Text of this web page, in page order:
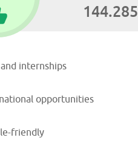
144.285
internships
opportunities
friendly